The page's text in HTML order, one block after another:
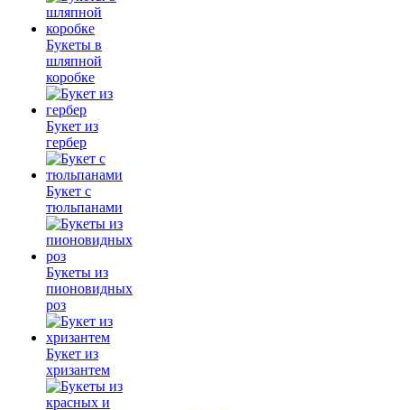
Букеты в
шляпной
коробке
Букет из
гербер
Букет с
тюльпанами
Букеты из
пионовидных
роз
Букет из
хризантем